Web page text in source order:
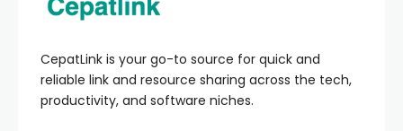
CepatLink is your go-to source for quick and
reliable link and resource sharing across the tech,
productivity, and software niches.